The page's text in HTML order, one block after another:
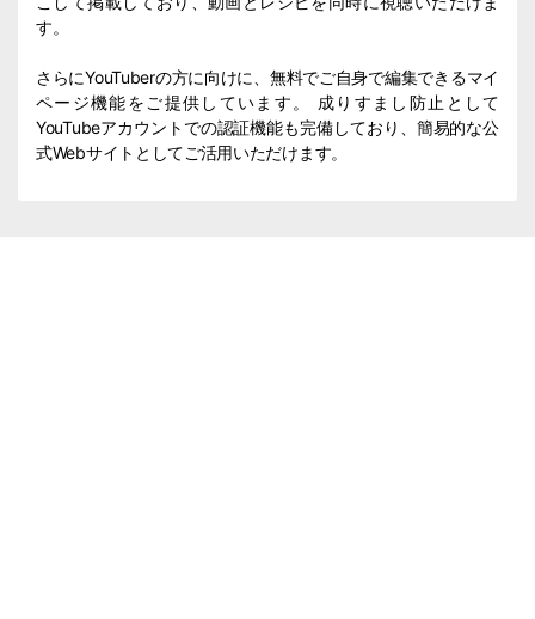
す。
さらにYouTuberの方に向けに、無料でご自身で編集できるマイ
ページ機能をご提供しています。 成りすまし防止として
YouTubeアカウントでの認証機能も完備しており、簡易的な公
式Webサイトとしてご活用いただけます。